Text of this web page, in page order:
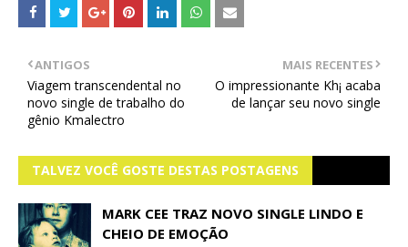
MAIS RECENTES
O impressionante Kh¡ acaba
de lançar seu novo single
ANTIGOS
Viagem transcendental no
novo single de trabalho do
gênio Kmalectro
TALVEZ VOCÊ GOSTE DESTAS POSTAGENS
MARK CEE TRAZ NOVO SINGLE LINDO E
CHEIO DE EMOÇÃO